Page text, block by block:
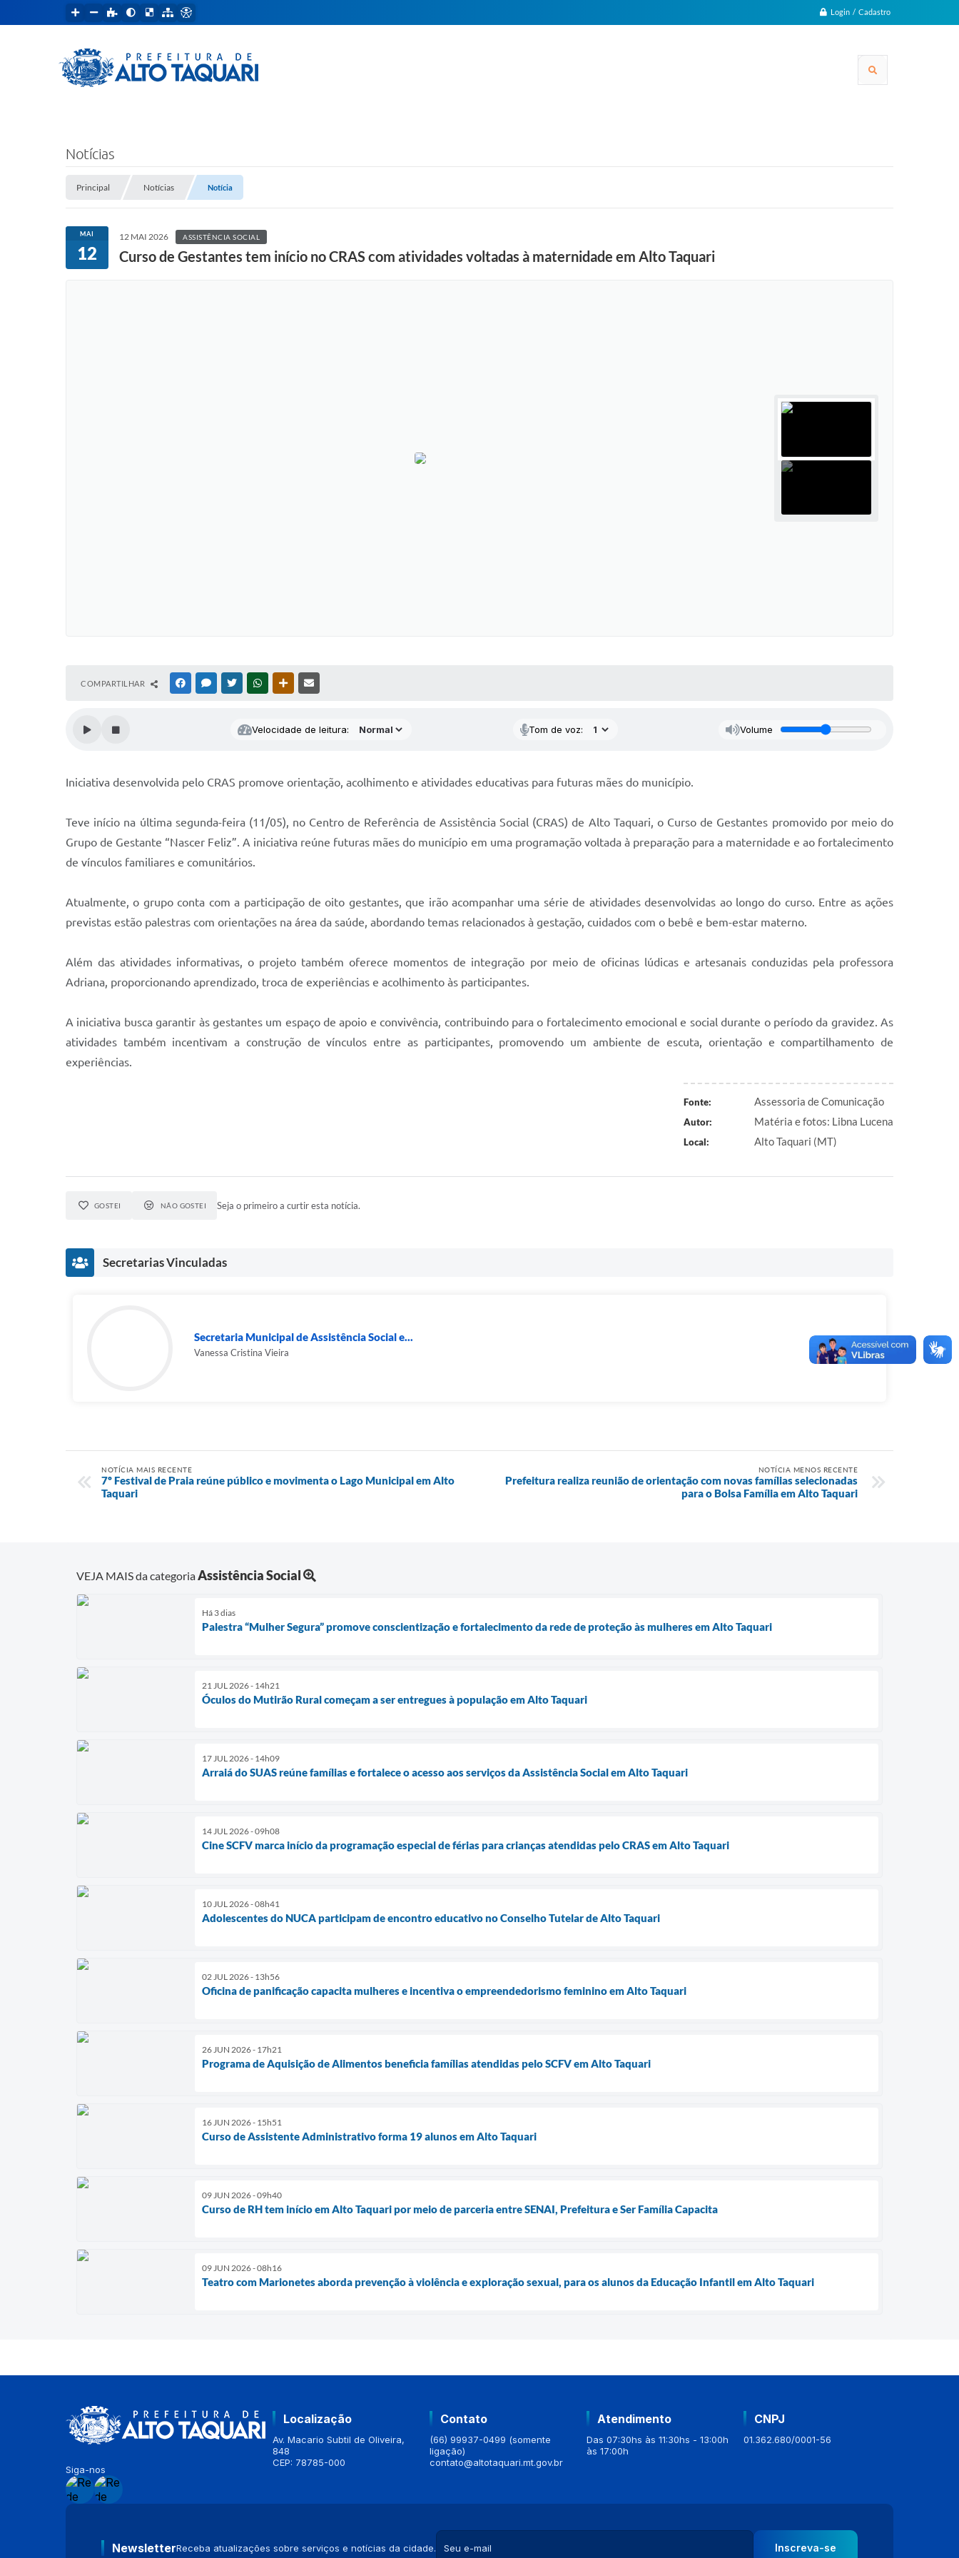
Login / Cadastro
Notícias
Principal Notícias Notícia
MAI
12
12 MAI 2026 ASSISTÊNCIA SOCIAL
Curso de Gestantes tem início no CRAS com atividades voltadas à maternidade em Alto Taquari
COMPARTILHAR FACEBOOKMESSENGER
TWITTERWHATSAPPOUTRAS MÍDIAS
Velocidade de leitura: Tom de voz: Volume
Iniciativa desenvolvida pelo CRAS promove orientação, acolhimento e atividades educativas para futuras mães do município.
Teve início na última segunda-feira (11/05), no Centro de Referência de Assistência Social (CRAS) de Alto Taquari, o Curso de Gestantes promovido por meio do
Grupo de Gestante “Nascer Feliz”. A iniciativa reúne futuras mães do município em uma programação voltada à preparação para a maternidade e ao fortalecimento
de vínculos familiares e comunitários.
Atualmente, o grupo conta com a participação de oito gestantes, que irão acompanhar uma série de atividades desenvolvidas ao longo do curso. Entre as ações
previstas estão palestras com orientações na área da saúde, abordando temas relacionados à gestação, cuidados com o bebê e bem-estar materno.
Além das atividades informativas, o projeto também oferece momentos de integração por meio de oficinas lúdicas e artesanais conduzidas pela professora
Adriana, proporcionando aprendizado, troca de experiências e acolhimento às participantes.
A iniciativa busca garantir às gestantes um espaço de apoio e convivência, contribuindo para o fortalecimento emocional e social durante o período da gravidez. As
atividades também incentivam a construção de vínculos entre as participantes, promovendo um ambiente de escuta, orientação e compartilhamento de
experiências.
Fonte: Assessoria de Comunicação
Autor: Matéria e fotos: Libna Lucena
Local: Alto Taquari (MT)
GOSTEI NÃO GOSTEI Seja o primeiro a curtir esta notícia.
Secretarias Vinculadas
Secretaria Municipal de Assistência Social e...
Vanessa Cristina Vieira
NOTÍCIA MAIS RECENTE
7º Festival de Praia reúne público e movimenta o Lago Municipal em Alto
Taquari
NOTÍCIA MENOS RECENTE
Prefeitura realiza reunião de orientação com novas famílias selecionadas
para o Bolsa Família em Alto Taquari
VEJA MAIS da categoriaAssistência Social
Há 3 dias
Palestra “Mulher Segura” promove conscientização e fortalecimento da rede de proteção às mulheres em Alto Taquari
21 JUL 2026 - 14h21
Óculos do Mutirão Rural começam a ser entregues à população em Alto Taquari
17 JUL 2026 - 14h09
Arraiá do SUAS reúne famílias e fortalece o acesso aos serviços da Assistência Social em Alto Taquari
14 JUL 2026 - 09h08
Cine SCFV marca início da programação especial de férias para crianças atendidas pelo CRAS em Alto Taquari
10 JUL 2026 - 08h41
Adolescentes do NUCA participam de encontro educativo no Conselho Tutelar de Alto Taquari
02 JUL 2026 - 13h56
Oficina de panificação capacita mulheres e incentiva o empreendedorismo feminino em Alto Taquari
26 JUN 2026 - 17h21
Programa de Aquisição de Alimentos beneficia famílias atendidas pelo SCFV em Alto Taquari
16 JUN 2026 - 15h51
Curso de Assistente Administrativo forma 19 alunos em Alto Taquari
09 JUN 2026 - 09h40
Curso de RH tem início em Alto Taquari por meio de parceria entre SENAI, Prefeitura e Ser Família Capacita
09 JUN 2026 - 08h16
Teatro com Marionetes aborda prevenção à violência e exploração sexual, para os alunos da Educação Infantil em Alto Taquari
Siga-nos
Localização
Av. Macario Subtil de Oliveira,
848
CEP: 78785-000
Contato
(66) 99937-0499 (somente
ligação)
contato@altotaquari.mt.gov.br
Atendimento
Das 07:30hs às 11:30hs - 13:00h
às 17:00h
CNPJ
01.362.680/0001-56
NewsletterReceba atualizações sobre serviços e notícias da cidade. Inscreva-se